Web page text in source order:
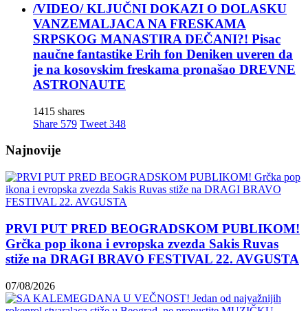
/VIDEO/ KLJUČNI DOKAZI O DOLASKU
VANZEMALJACA NA FRESKAMA
SRPSKOG MANASTIRA DEČANI?! Pisac
naučne fantastike Erih fon Deniken uveren da
je na kosovskim freskama pronašao DREVNE
ASTRONAUTE
1415 shares
Share 579 Tweet 348
Najnovije
PRVI PUT PRED BEOGRADSKOM PUBLIKOM!
Grčka pop ikona i evropska zvezda Sakis Ruvas
stiže na DRAGI BRAVO FESTIVAL 22. AVGUSTA
07/08/2026